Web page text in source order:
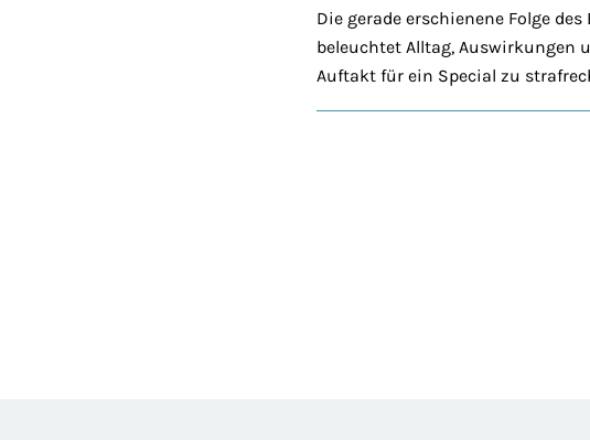
Die gerade erschienene Folge des
beleuchtet Alltag, Auswirkungen
Auftakt für ein Special zu